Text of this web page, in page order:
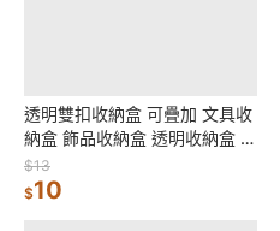
透明雙扣收納盒 可疊加 文具收
納盒 飾品收納盒 透明收納盒 桌
面收納盒 整理盒 儲物盒 置物盒
$13
$10